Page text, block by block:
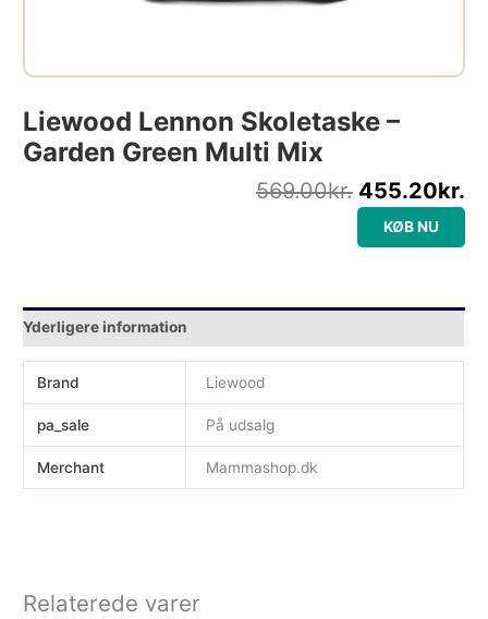
Liewood Lennon Skoletaske –
Garden Green Multi Mix
569.00kr. 455.20kr.
KØB NU
Yderligere information
Brand Liewood
pa_sale På udsalg
Merchant Mammashop.dk
Relaterede varer